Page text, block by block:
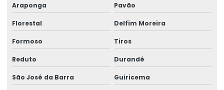
Araponga Pavão
Florestal Delfim Moreira
Formoso Tiros
Reduto Durandé
São José da Barra Guiricema